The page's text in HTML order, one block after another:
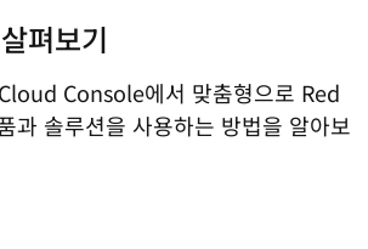
펴보기
Console에서 맞춤형으로 Red
과 솔루션을 사용하는 방법을 알아보